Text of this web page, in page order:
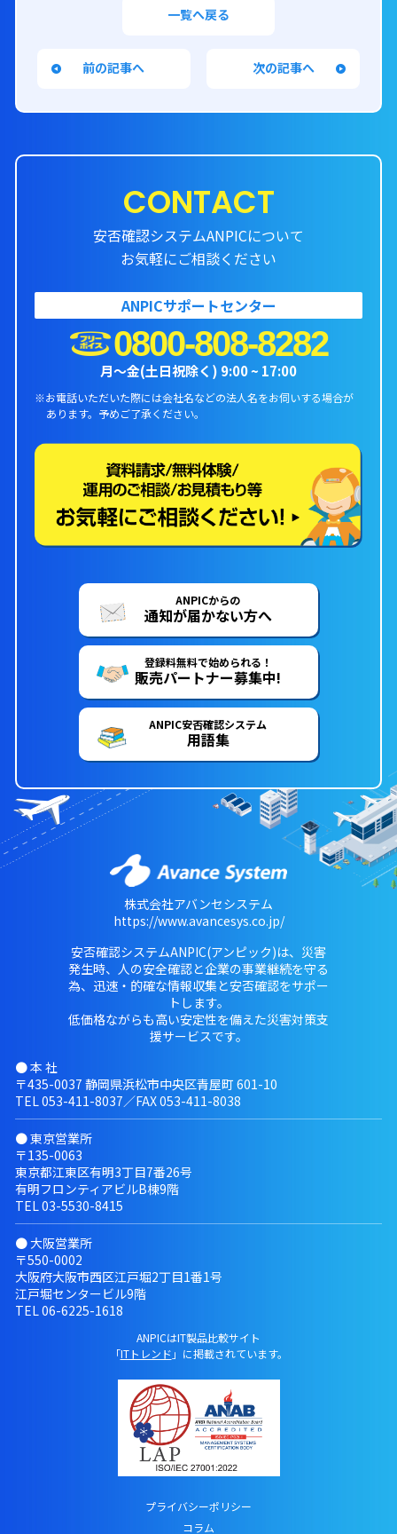
一覧へ戻る
前の記事へ 次の記事へ
CONTACT
安否確認システムANPICについて
お気軽にご相談ください
ANPICサポートセンター
0800-808-8282
月〜金(土日祝除く) 9:00 ~ 17:00
※お電話いただいた際には会社名などの法人名をお伺いする場合が
あります。 予めご了承ください。
ANPICからの
通知が届かない方へ
登録料無料で始められる！
販売パートナー募集中!
ANPIC安否確認システム
用語集
株式会社アバンセシステム
https://www.avancesys.co.jp/
安否確認システムANPIC(アンピック)は、災害
発生時、人の安全確認と企業の事業継続を守る
為、迅速・的確な情報収集と安否確認をサポー
トします。
低価格ながらも高い安定性を備えた災害対策支
援サービスです。
● 本 社
〒435-0037 静岡県浜松市中央区青屋町 601-10
TEL 053-411-8037／FAX 053-411-8038
● 東京営業所
〒135-0063
東京都江東区有明3丁目7番26号
有明フロンティアビルB棟9階
TEL 03-5530-8415
● 大阪営業所
〒550-0002
大阪府大阪市西区江戸堀2丁目1番1号
江戸堀センタービル9階
TEL 06-6225-1618
ANPICはIT製品比較サイト
「ITトレンド 」に掲載されています。
プライバシーポリシー
コラム